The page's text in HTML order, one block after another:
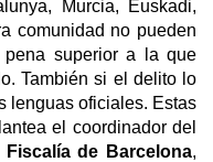
Murcia, Euskadi,
comunidad no pueden
pena superior a la que
También si el delito lo
lenguas oficiales. Estas
el coordinador del
Fiscalía de Barcelona,